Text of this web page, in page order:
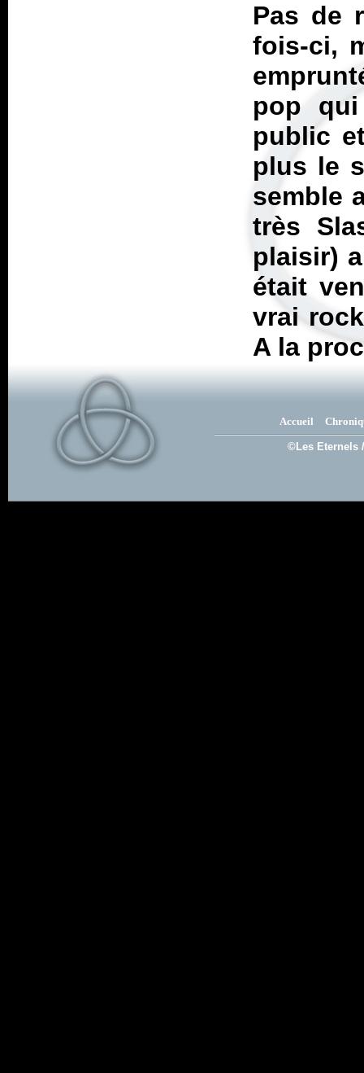
Pas de
fois-ci,
pop
public
plus le
semble
très
plaisir)
était
vrai
A la
Accueil
©Les Eternels